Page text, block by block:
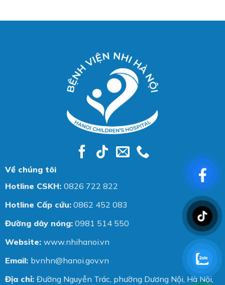
Về chúng tôi
Hotline CSKH: 0826 722 822
Hotline Cấp cứu: 0862 452 083
Đường dây nóng: 0981 514 550
Website: www.nhihanoi.vn
Email: bvnhn@hanoi.gov.vn
Địa chỉ: Đường Nguyễn Trác, phường Dương Nội, Hà Nội,